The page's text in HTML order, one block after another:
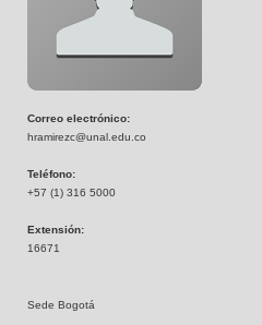
Correo electrónico:
hramirezc@unal.edu.co
Teléfono:
+57 (1) 316 5000
Extensión:
16671
Sede Bogotá